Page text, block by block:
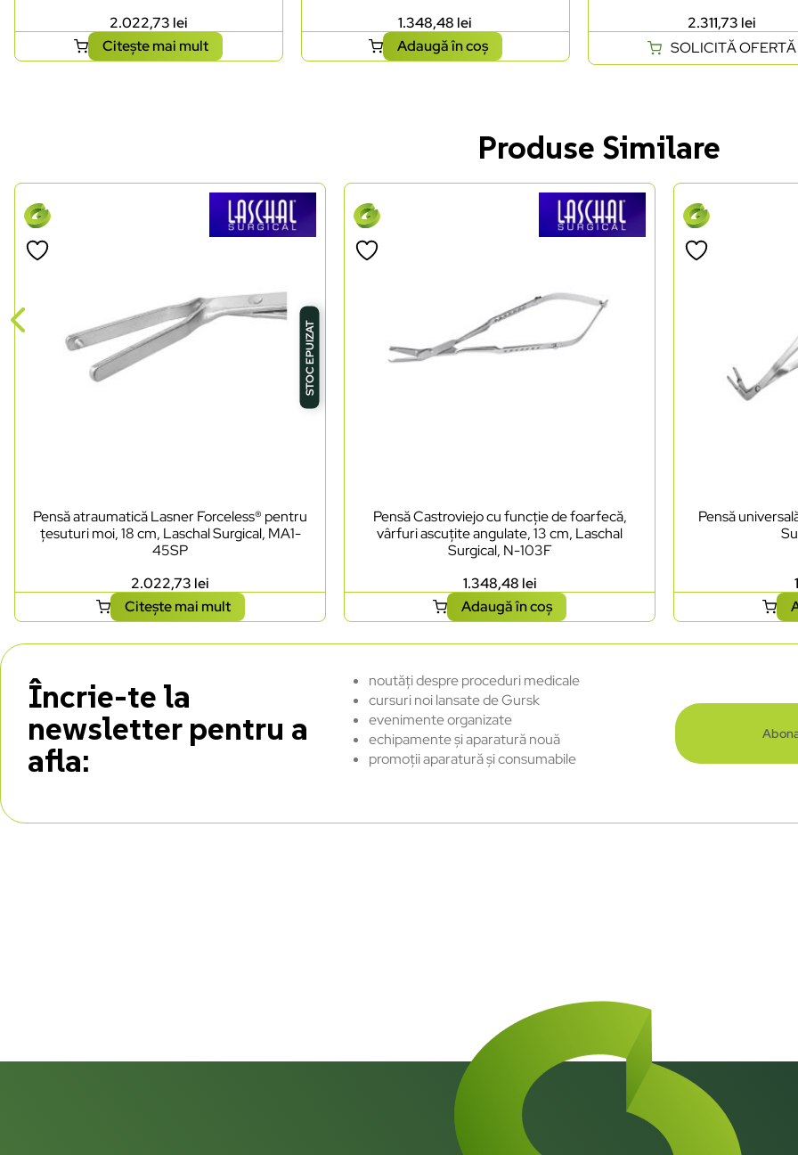
2.022,73 lei
Citește mai mult
1.348,48 lei
Adaugă în coș
2.311,73 lei
SOLICITĂ OFERTĂ
Produse Similare
STOC EPUIZAT
Pensă atraumatică Lasner Forceless® pentru
țesuturi moi, 18 cm, Laschal Surgical, MA1-
45SP
2.022,73 lei
Citește mai mult
Pensă Castroviejo cu funcție de foarfecă,
vârfuri ascuțite angulate, 13 cm, Laschal
Surgical, N-103F
1.348,48 lei
Adaugă în coș
Pensă
Încrie-te la
newsletter pentru a
afla:
noutăți despre proceduri medicale
cursuri noi lansate de Gursk
evenimente organizate
echipamente și aparatură nouă
promoții aparatură și consumabile